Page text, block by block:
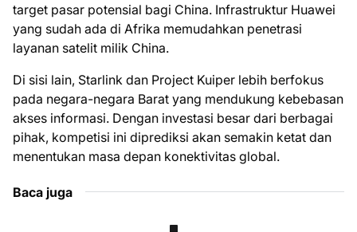
target pasar potensial bagi China. Infrastruktur Huawei
yang sudah ada di Afrika memudahkan penetrasi
layanan satelit milik China.
Di sisi lain, Starlink dan Project Kuiper lebih berfokus
pada negara-negara Barat yang mendukung kebebasan
akses informasi. Dengan investasi besar dari berbagai
pihak, kompetisi ini diprediksi akan semakin ketat dan
menentukan masa depan konektivitas global.
Baca juga